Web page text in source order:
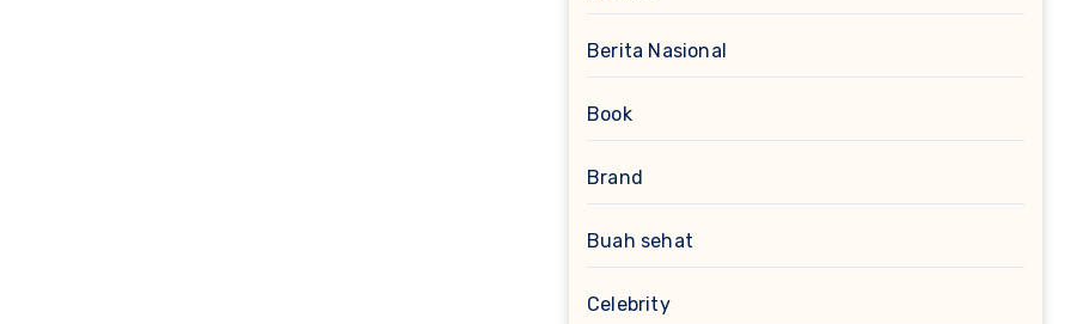
Berita Nasional
Book
Brand
Buah sehat
Celebrity